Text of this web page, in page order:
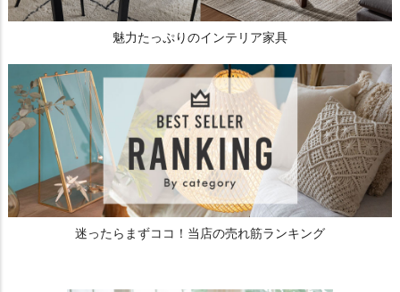
魅力たっぷりのインテリア家具
迷ったらまずココ！当店の売れ筋ランキング